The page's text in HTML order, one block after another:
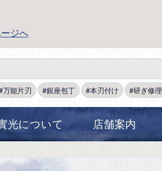
ジへ
万能片刃 銀座包丁 本刃付け 研ぎ修理
光について 店舗案内